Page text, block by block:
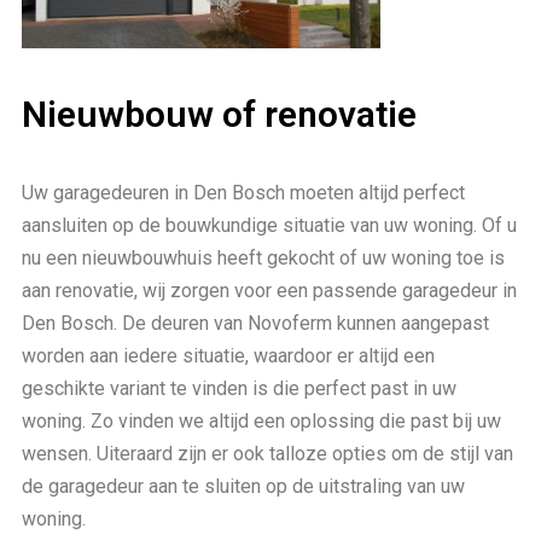
Nieuwbouw of renovatie
Uw garagedeuren in Den Bosch moeten altijd perfect
aansluiten op de bouwkundige situatie van uw woning. Of u
nu een nieuwbouwhuis heeft gekocht of uw woning toe is
aan renovatie, wij zorgen voor een passende garagedeur in
Den Bosch. De deuren van Novoferm kunnen aangepast
worden aan iedere situatie, waardoor er altijd een
geschikte variant te vinden is die perfect past in uw
woning. Zo vinden we altijd een oplossing die past bij uw
wensen. Uiteraard zijn er ook talloze opties om de stijl van
de garagedeur aan te sluiten op de uitstraling van uw
woning.